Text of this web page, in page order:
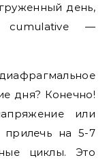
день,
—
дня? Конечно!
или
прилечь на 5-7
циклы. Это